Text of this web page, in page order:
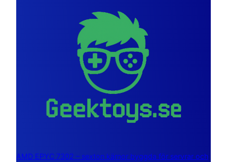
AMD EPYC 7302 – sexton kärnor byggda för servrar och